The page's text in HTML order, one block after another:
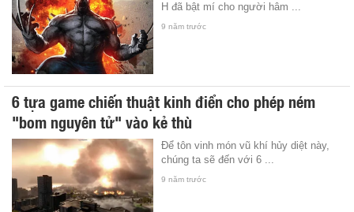
H đã bật mí cho người hâm ...
9 năm trước
6 tựa game chiến thuật kinh điển cho phép ném
"bom nguyên tử" vào kẻ thù
Để tôn vinh món vũ khí hủy diệt này,
chúng ta sẽ đến với 6 ...
9 năm trước